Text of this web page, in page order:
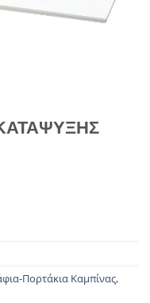
Πορτάκια Καμπίνας,